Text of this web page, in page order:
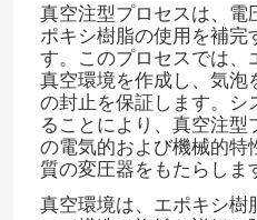
真空注型プロセスは、電
ポキシ樹脂の使用を補完
す。このプロセスでは、
真空環境を作成し、気泡
の封止を保証します。シ
ることにより、真空注
の電気的および機械的特
質の変圧器をもたらしま
真空環境は、エポキシ樹